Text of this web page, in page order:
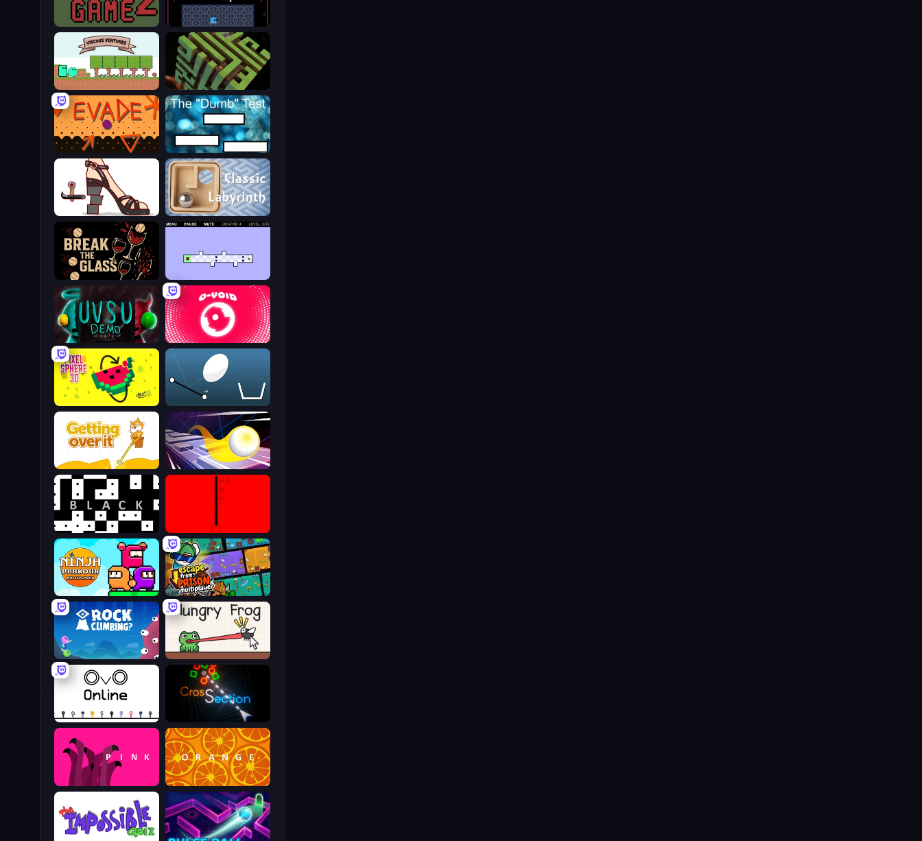
Just One Boss
Hard Game 2
Maze Planet 3D
Viscous Ventures
The Dumb Test
Evade
Classic Labyrinth 3D
Kakato Otoshi
World's Hardest Game 2
Break the Glass
O-VOID
UVSU Demo
Bouncy Egg
Pixel Sphere 3D
Leap and Avoid 2
Getting Over It
red
black
Escape From Prison Multiplayer
Ninja Parkour Multiplayer
Hungry Frog
Rock Climbing?
Crossection
OvO.io
orange
pink (Bart Bonte)